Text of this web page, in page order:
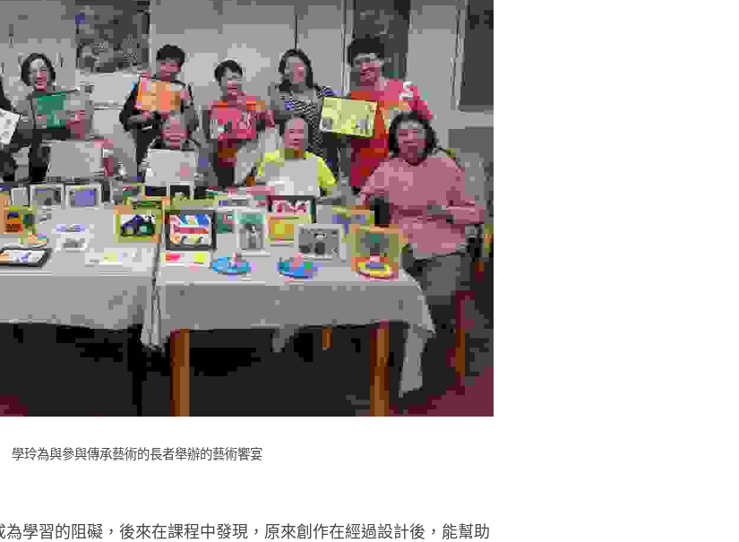
學玲為與參與傳承藝術的長者舉辦的藝術饗宴
學習的阻礙，後來在課程中發現，原來創作在經過設計後，能幫助